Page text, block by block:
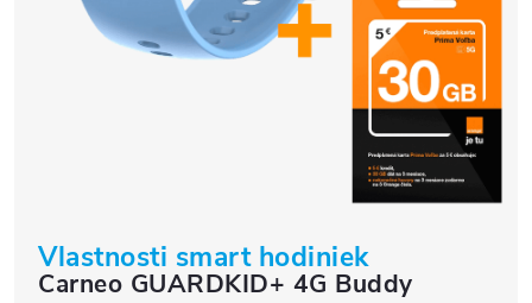
Vlastnosti smart hodiniek
Carneo GUARDKID+ 4G Buddy